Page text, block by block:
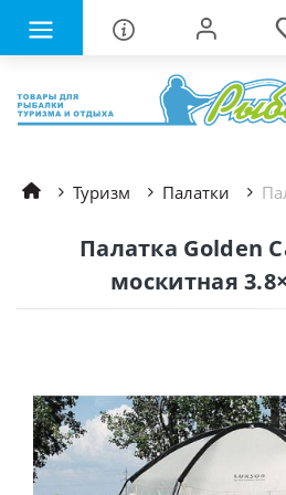
Туризм Палатки
Палатка Golden
москитная